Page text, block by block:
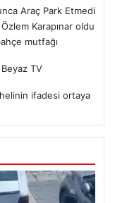
Araç Park Etmedi
Karapınar oldu
mutfağı
TV
ifadesi ortaya